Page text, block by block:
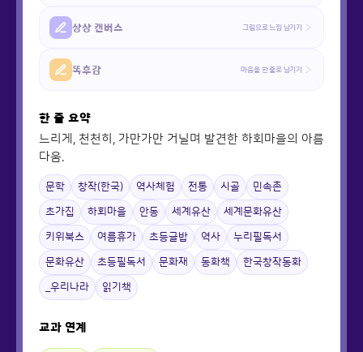
상상 캔버스 그림으로 느낌 남기기
똑후감 마음을 한 줄로 남기기
한 줄 요약
느리게, 천천히, 가만가만 거닐며 발견한 하회마을의 아름
다움.
문학 창작(한국) 역사체험 전통 시골 민속촌
초가집 하회마을 안동 세계유산 세계문화유산
키위북스 여름휴가 초등글밥 역사 누리필독서
문화유산 초등필독서 문화재 동화책 한국창작동화
_우리나라 읽기책
교과 연계